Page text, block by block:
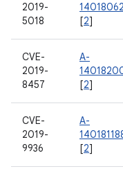
2019-
5018
[2]
CVE-
2019-
8457
A-
[2]
CVE-
2019-
9936
A-
[2]